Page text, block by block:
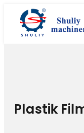
Plastik